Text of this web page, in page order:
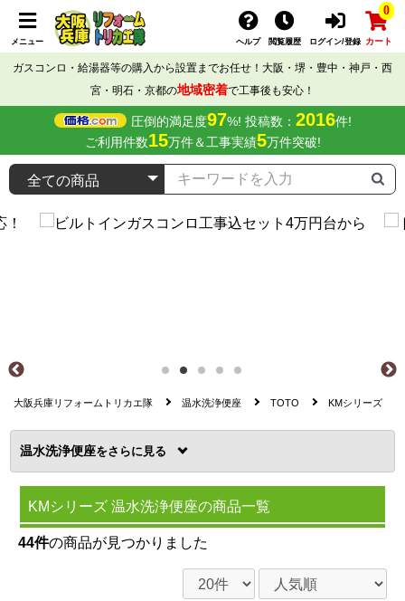
メニュー ヘルプ 閲覧履歴 ログイン/登録
0
カート
ガスコンロ・給湯器等の購入から設置までお任せ！大阪・堺・豊中・神戸・西
宮・明石・京都の地域密着で工事後も安心！
圧倒的満足度97%! 投稿数： 2016件!
ご利用件数15万件＆工事実績5万件突破!
大阪兵庫リフォームトリカエ隊 温水洗浄便座 TOTO KMシリーズ
温水洗浄便座を
KMシリーズ 温水洗浄便座の商品一覧
44件の商品が見つかりました